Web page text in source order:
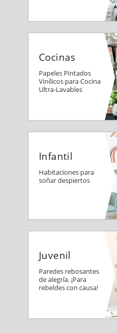
Cocinas
Papeles Pintados
Vinílicos para Cocina
Ultra-Lavables
Infantil
Habitaciones para
soñar despiertos
Juvenil
Paredes rebosantes
de alegría. ¡Para
rebeldes con causa!